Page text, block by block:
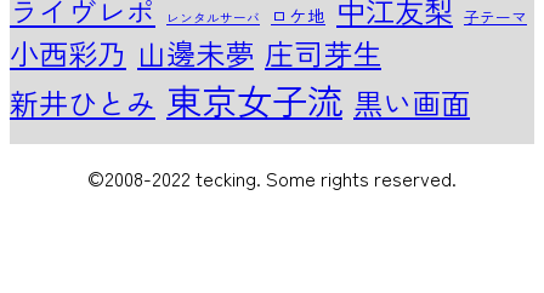
ライヴレポ レンタルサーバ ロケ地 中江友梨 子テーマ
小西彩乃 山邊未夢 庄司芽生
新井ひとみ 東京女子流 黒い画面
©2008-2022 tecking. Some rights reserved.